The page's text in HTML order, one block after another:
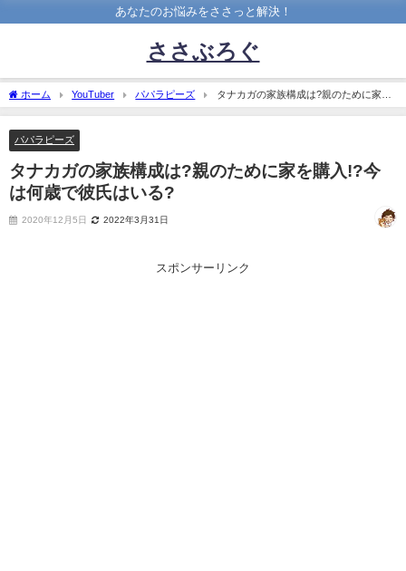
あなたのお悩みをささっと解決！
ささぶろぐ
ホーム YouTuber パパラピーズ
タナカガの家族構成は?親のために家を
購入!?今は何歳で彼氏はいる?
パパラピーズ
タナカガの家族構成は?親のために家を購入!?今
は何歳で彼氏はいる?
2020年12月5日 2022年3月31日
スポンサーリンク